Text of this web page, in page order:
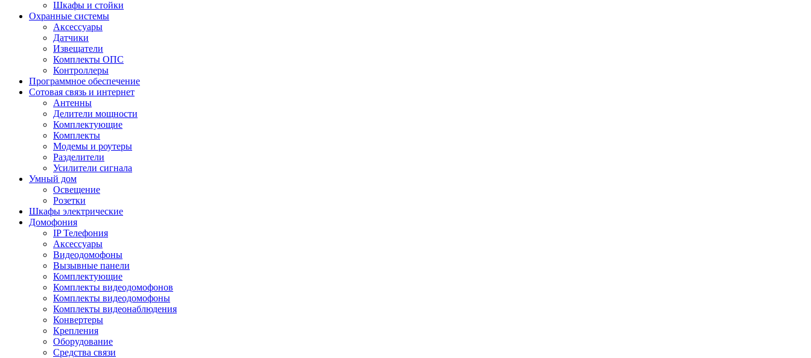
Шкафы и стойки
Охранные системы
Аксессуары
Датчики
Извещатели
Комплекты ОПС
Контроллеры
Программное обеспечение
Сотовая связь и интернет
Антенны
Делители мощности
Комплектующие
Комплекты
Модемы и роутеры
Разделители
Усилители сигнала
Умный дом
Освещение
Розетки
Шкафы электрические
Домофония
IP Телефония
Аксессуары
Видеодомофоны
Вызывные панели
Комплектующие
Комплекты видеодомофонов
Комплекты видеодомофоны
Комплекты видеонаблюдения
Конвертеры
Крепления
Оборудование
Средства связи